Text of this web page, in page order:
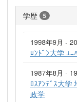
学歴 5
1998年9月 -
ﾛﾝﾄﾞﾝ大学 ﾕﾆ
1987年8月 -
ﾛｽｱﾝﾃﾞｽ大学
政学